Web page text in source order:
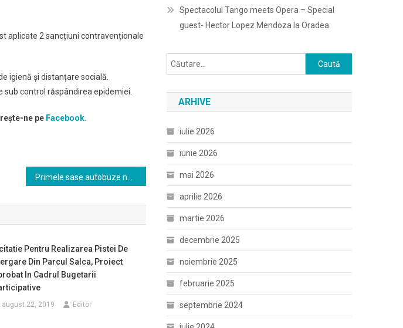
aplicate 2 sancțiuni contravenționale
igienă și distanțare socială.
sub control răspândirea epidemiei.
ne pe Facebook.
Pentru Realizarea Pistei De
Din Parcul Salca, Proiect
In Cadrul Bugetarii
august 22, 2019 Editor
Spectacolul Tango meets Opera – Special
guest- Hector Lopez Mendoza la Oradea
Caută
după:
ARHIVE
iulie 2026
iunie 2026
mai 2026
aprilie 2026
martie 2026
decembrie 2025
noiembrie 2025
februarie 2025
septembrie 2024